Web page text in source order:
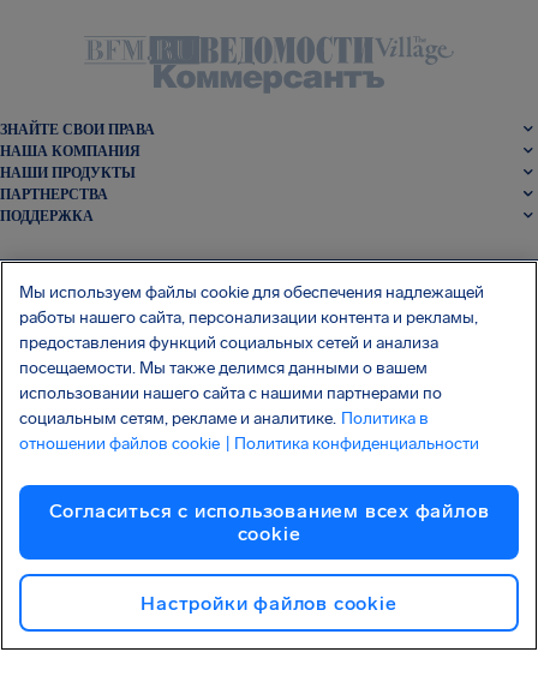
ЗНАЙТЕ СВОИ ПРАВА
НАША КОМПАНИЯ
НАШИ ПРОДУКТЫ
ПАРТНЕРСТВА
ПОДДЕРЖКА
SocialFacebook
SocialTwitter
SocialInstagram
SocialLinkedin
СКАЧАЙТЕ НАШЕ БЕСПЛАТНОЕ ПРИЛОЖЕНИЕ
Правила и условияПолитика конфиденциальностиФайлы CookieImprint
Атака на цепочку поставок Shai-Hulud Отказ от договора
Copyright © 2026 AirHelp Pусский
Мы используем файлы cookie для обеспечения надлежащей
работы нашего сайта, персонализации контента и рекламы,
предоставления функций социальных сетей и анализа
посещаемости. Мы также делимся данными о вашем
использовании нашего сайта с нашими партнерами по
социальным сетям, рекламе и аналитике. Политика в
отношении файлов cookie
| Политика конфиденциальности
Согласиться с использованием всех файлов
cookie
Настройки файлов cookie